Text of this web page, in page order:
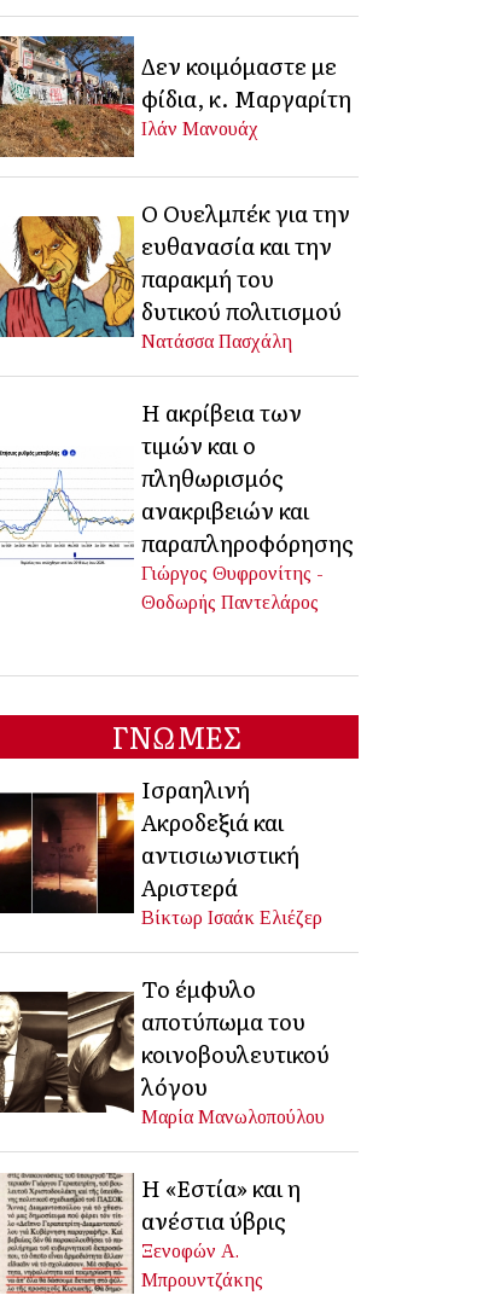
Δεν κοιμόμαστε με
φίδια, κ. Μαργαρίτη
Ιλάν Μανουάχ
Ο Ουελμπέκ για την
ευθανασία και την
παρακμή του
δυτικού πολιτισμού
Νατάσσα Πασχάλη
Η ακρίβεια των
τιμών και ο
πληθωρισμός
ανακριβειών και
παραπληροφόρησης
Γιώργος Θυφρονίτης -
Θοδωρής Παντελάρος
ΓΝΩΜΕΣ
Ισραηλινή
Ακροδεξιά και
αντισιωνιστική
Αριστερά
Βίκτωρ Ισαάκ Ελιέζερ
Το έμφυλο
αποτύπωμα του
κοινοβουλευτικού
λόγου
Μαρία Μανωλοπούλου
Η «Εστία» και η
ανέστια ύβρις
Ξενοφών Α.
Μπρουντζάκης